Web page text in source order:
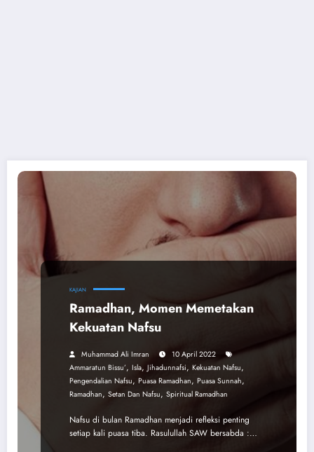
KAJIAN
Ramadhan, Momen Memetakan
Kekuatan Nafsu
Muhammad Ali Imran
10 April 2022
Ammaratun Bissu’, Isla, Jihadunnafsi, Kekuatan Nafsu,
Pengendalian Nafsu, Puasa Ramadhan, Puasa Sunnah,
Ramadhan, Setan Dan Nafsu, Spiritual Ramadhan
Nafsu di bulan Ramadhan menjadi refleksi penting
setiap kali puasa tiba. Rasulullah SAW bersabda :…